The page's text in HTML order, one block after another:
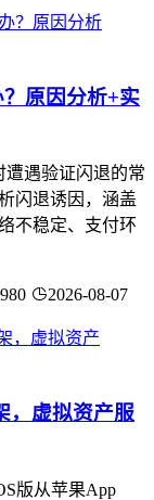
原因分析+实
遭遇验证闪退的常
闪退诱因，涵盖
不稳定、支付环
980 2026-08-07
，虚拟资产服
版从苹果App